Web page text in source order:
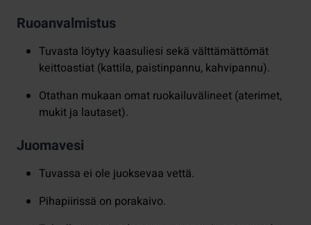
Ruoanvalmistus
Tuvasta löytyy kaasuliesi sekä välttämättömät
keittoastiat (kattila, paistinpannu, kahvipannu).
Otathan mukaan omat ruokailuvälineet (aterimet,
mukit ja lautaset).
Juomavesi
Tuvassa ei ole juoksevaa vettä.
Pihapiirissä on porakaivo.